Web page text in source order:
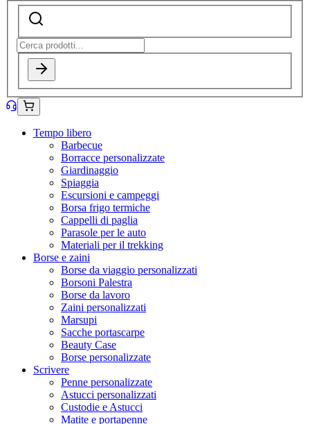
Tempo libero
Barbecue
Borracce personalizzate
Giardinaggio
Spiaggia
Escursioni e campeggi
Borsa frigo termiche
Cappelli di paglia
Parasole per le auto
Materiali per il trekking
Borse e zaini
Borse da viaggio personalizzati
Borsoni Palestra
Borse da lavoro
Zaini personalizzati
Marsupi
Sacche portascarpe
Beauty Case
Borse personalizzate
Scrivere
Penne personalizzate
Astucci personalizzati
Custodie e Astucci
Matite e portapenne